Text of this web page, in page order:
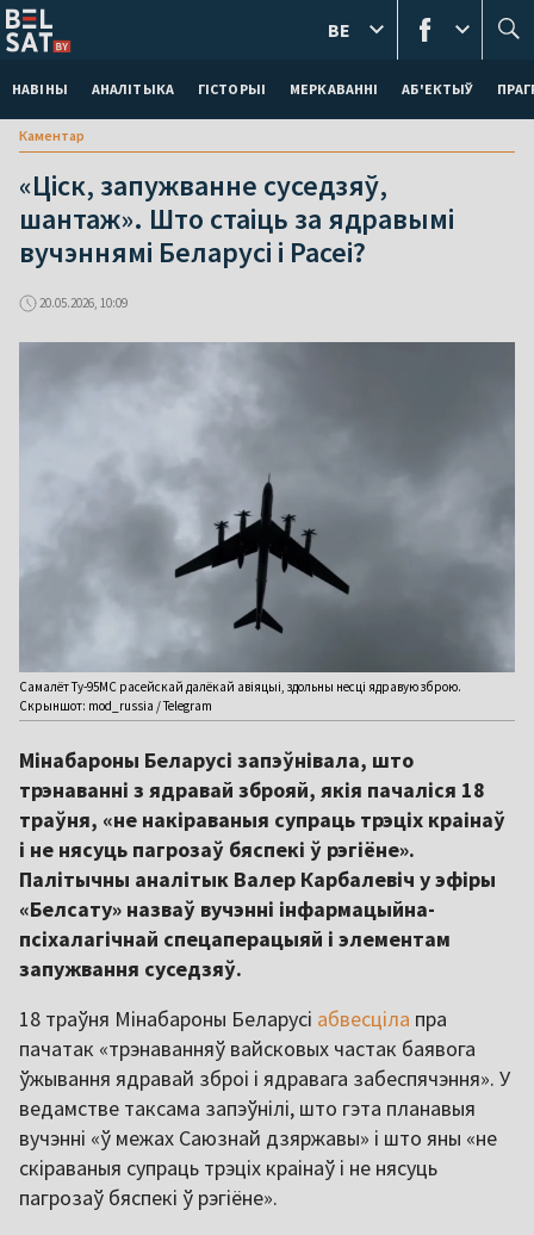
НАВІНЫ АНАЛІТЫКА ГІСТОРЫІ МЕРКАВАННI АБ'ЕКТЫЎ
BE
Каментар
«Ціск, запужванне суседзяў,
шантаж». Што стаіць за ядравымі
вучэннямі Беларусі і Расеі?
20.05.2026, 10:09
Самалёт Ту-95МС расейскай далёкай авіяцыі, здольны несці ядравую зброю.
Скрыншот: mod_russia / Telegram
Мінабароны Беларусі запэўнівала, што
трэнаванні з ядравай зброяй, якія пачаліся 18
траўня, «не накіраваныя супраць трэціх краінаў
і не нясуць пагрозаў бяспекі ў рэгіёне».
Палітычны аналітык Валер Карбалевіч у эфіры
«Белсату» назваў вучэнні інфармацыйна-
псіхалагічнай спецаперацыяй і элементам
запужвання суседзяў.
18 траўня Мінабароны Беларусі абвесціла пра
пачатак «трэнаванняў вайсковых частак баявога
ўжывання ядравай зброі і ядравага забеспячэння». У
ведамстве таксама запэўнілі, што гэта планавыя
вучэнні «ў межах Саюзнай дзяржавы» і што яны «не
скіраваныя супраць трэціх краінаў і не нясуць
пагрозаў бяспекі ў рэгіёне».